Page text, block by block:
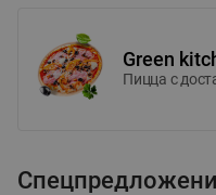
Green
Пицца c